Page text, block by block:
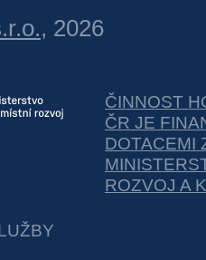
, 2026
ČINNOST
ČR JE
DOTACEMI
ROZVOJ A